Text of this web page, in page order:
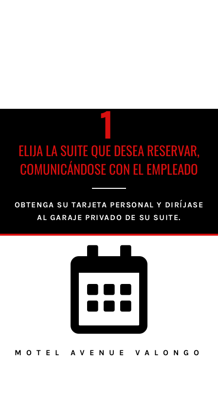
1
ELIJA LA SUITE QUE DESEA RESERVAR,
COMUNICÁNDOSE CON EL EMPLEADO
OBTENGA SU TARJETA PERSONAL Y DIRÍJASE
AL GARAJE PRIVADO DE SU SUITE.
MOTEL AVENUE VALONGO